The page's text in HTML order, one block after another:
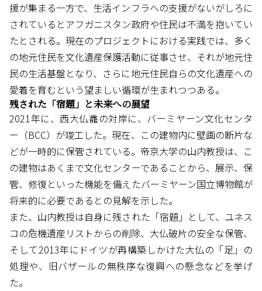
援が集まる一方で、生活インフラへの支援がないがしろに
されているとアフガニスタン政府や住民は不満を抱いてい
たとされる。現在のプロジェクトにおける実践では、多く
の地元住民を文化遺産保護活動に従事させ、それが地元住
民の生活基盤となり、さらに地元住民自らの文化遺産への
愛着を育むという望ましい循環が生まれつつある。
残された「宿題」と未来への展望
2021年に、西大仏龕の対岸に、バーミヤーン文化センタ
ー（BCC）が竣工した。現在、この建物内に壁画の断片な
どが一時的に保管されている。帝京大学の山内教授は、こ
の建物はあくまで文化センターであることから、展示、保
管、修復といった機能を備えたバーミヤーン国立博物館が
将来的に必要であるとの見解を示した。
また、山内教授は自身に残された「宿題」として、ユネス
コの危機遺産リストからの削除、大仏破片の安全な保管、
そして2013年にドイツが再構築しかけた大仏の「足」の
処理や、旧バザールの無秩序な復興への懸念などを挙げ
た。